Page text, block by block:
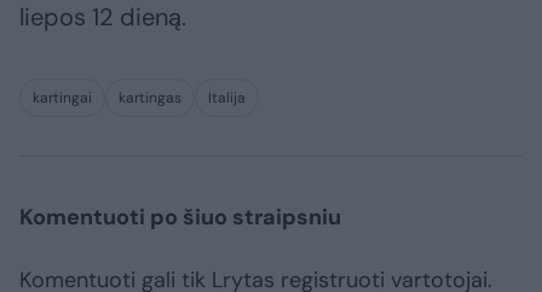
liepos 12 dieną.
kartingai kartingas Italija
Komentuoti po šiuo straipsniu
Komentuoti gali tik Lrytas registruoti vartotojai.